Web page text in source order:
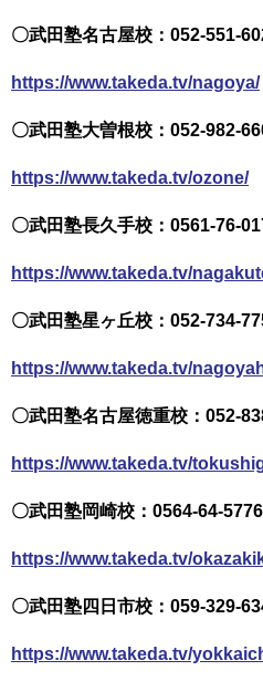
〇武田塾名古屋校：052-551-
https://www.takeda.tv/nagoya/
〇武田塾大曽根校：052-982-
https://www.takeda.tv/ozone/
〇武田塾長久手校：0561-76-
https://www.takeda.tv/
〇武田塾星ヶ丘校：052-734-
https://www.takeda.tv/
〇武田塾名古屋徳重校：052-
https://www.takeda.tv/
〇武田塾岡崎校：0564-64-5776
https://www.takeda.tv/
〇武田塾四日市校：059-329-
https://www.takeda.tv/